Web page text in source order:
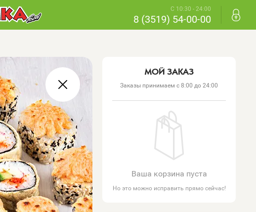
С 10:30 - 24:00
8 (3519) 54-00-00
МОЙ ЗАКАЗ
Заказы принимаем с 8:00 до 24:00
Ваша корзина пуста
Но это можно исправить прямо сейчас!